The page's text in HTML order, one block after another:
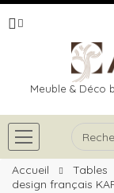
Meuble & Déco
Accueil Tables
design français